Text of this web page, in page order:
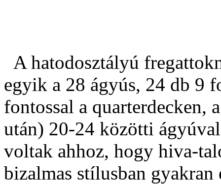
A hatodosztályú
egyik a 28 ágyús, 24 db 9
fontossal a quarterdecken,
után) 20-24 közötti
voltak ahhoz, hogy hiva-
bizalmas stílusban gyakran